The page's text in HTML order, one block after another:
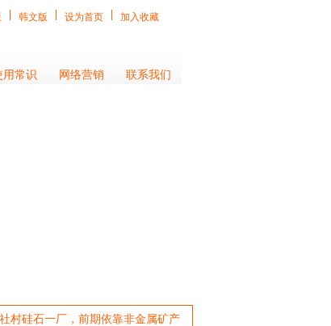
韩文版 设为首页 加入收藏
用常识 网络营销 联系我们
村硅石一厂，前期依靠非金属矿产